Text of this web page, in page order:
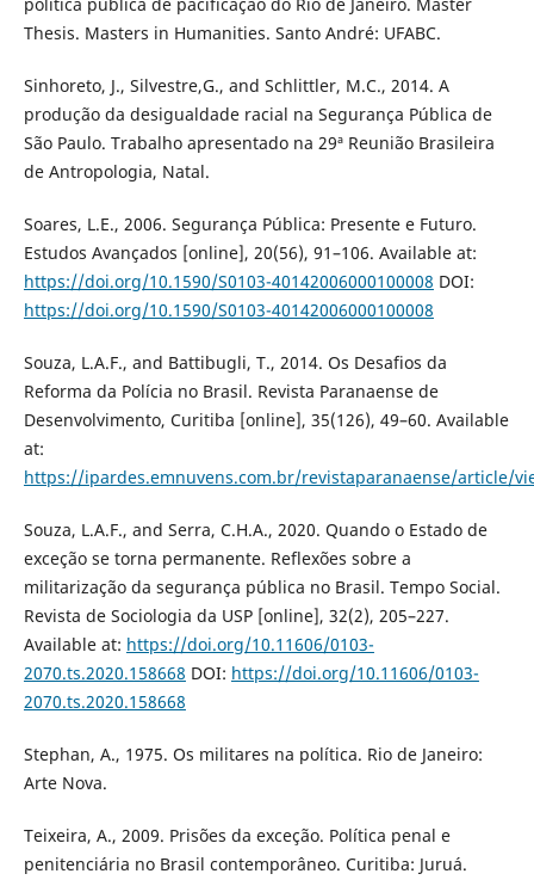
Thesis. Masters in Humanities. Santo André: UFABC.
Sinhoreto, J., Silvestre,G., and Schlittler, M.C., 2014. A
produção da desigualdade racial na Segurança Pública de
São Paulo. Trabalho apresentado na 29ª Reunião Brasileira
de Antropologia, Natal.
Soares, L.E., 2006. Segurança Pública: Presente e Futuro.
Estudos Avançados [online], 20(56), 91–106. Available at:
https://doi.org/10.1590/S0103-40142006000100008 DOI:
https://doi.org/10.1590/S0103-40142006000100008
Souza, L.A.F., and Battibugli, T., 2014. Os Desafios da
Reforma da Polícia no Brasil. Revista Paranaense de
Desenvolvimento, Curitiba [online], 35(126), 49–60. Available
at:
https://ipardes.emnuvens.com.br/revistaparanaense/article/
Souza, L.A.F., and Serra, C.H.A., 2020. Quando o Estado de
exceção se torna permanente. Reflexões sobre a
militarização da segurança pública no Brasil. Tempo Social.
Revista de Sociologia da USP [online], 32(2), 205–227.
Available at: https://doi.org/10.11606/0103-
2070.ts.2020.158668 DOI: https://doi.org/10.11606/0103-
2070.ts.2020.158668
Stephan, A., 1975. Os militares na política. Rio de Janeiro:
Arte Nova.
Teixeira, A., 2009. Prisões da exceção. Política penal e
penitenciária no Brasil contemporâneo. Curitiba: Juruá.